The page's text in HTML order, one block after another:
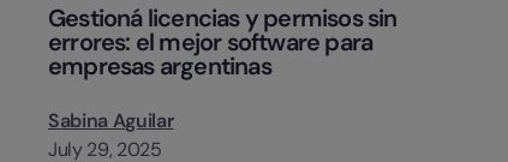
Gestioná licencias y permisos sin
errores: el mejor software para
empresas argentinas
Sabina Aguilar
July 29, 2025